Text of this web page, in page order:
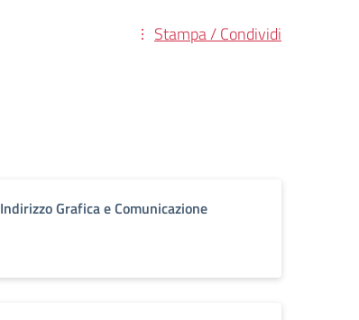
Stampa / Condividi
Indirizzo Grafica e Comunicazione